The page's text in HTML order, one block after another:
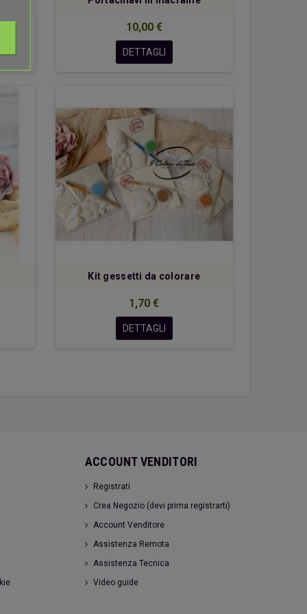
10,00 €
DETTAGLI
Kit gessetti da colorare
1,70 €
DETTAGLI
ACCOUNT VENDITORI
Registrati
Crea Negozio (devi prima registrarti)
Account Venditore
Assistenza Remota
Assistenza Tecnica
Video guide